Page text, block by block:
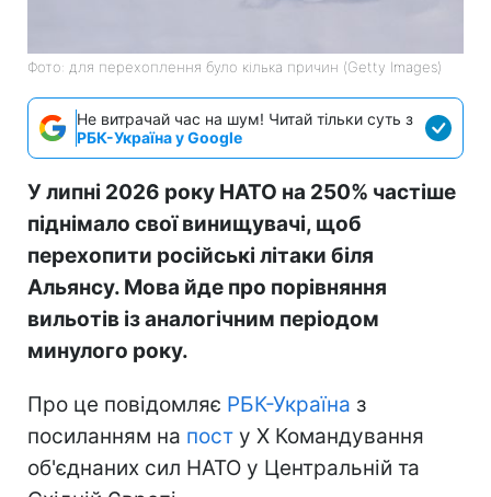
Фото: для перехоплення було кілька причин (Getty Images)
Не витрачай час на шум! Читай тільки суть з
РБК-Україна у Google
У липні 2026 року НАТО на 250% частіше
піднімало свої винищувачі, щоб
перехопити російські літаки біля
Альянсу. Мова йде про порівняння
вильотів із аналогічним періодом
минулого року.
Про це повідомляє РБК-Україна з
посиланням на пост у Х Командування
об'єднаних сил НАТО у Центральній та